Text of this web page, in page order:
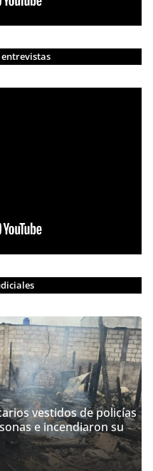
vestidos de policías
e incendiaron su